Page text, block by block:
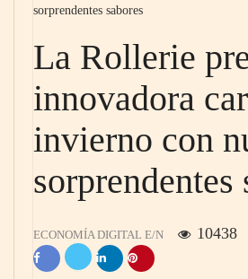
sorprendentes sabores
La Rollerie
innovadora
invierno con
sorprendentes
ECONOMÍA DIGITAL E/N 10438